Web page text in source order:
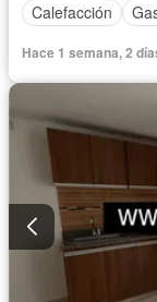
Calefacción
Hace 1 semana, 2